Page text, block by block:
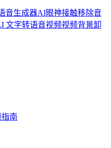
音生成器AI眼神接触移除音
文字转语音视频视频背景卸
南